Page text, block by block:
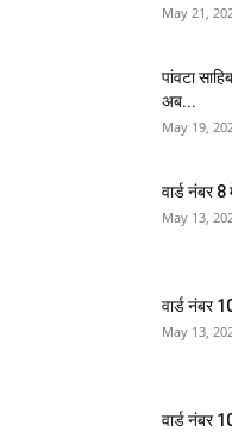
May 21,
पांवटा
अब...
May 19,
वार्ड नंबर
May 13,
वार्ड नंबर
May 13,
वार्ड नंबर